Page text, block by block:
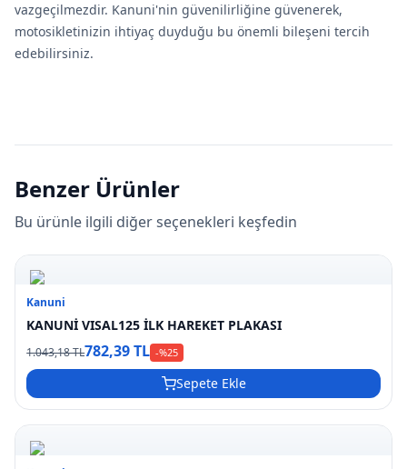
vazgeçilmezdir. Kanuni'nin güvenilirliğine güvenerek,
motosikletinizin ihtiyaç duyduğu bu önemli bileşeni tercih
edebilirsiniz.
Benzer Ürünler
Bu ürünle ilgili diğer seçenekleri keşfedin
Kanuni
KANUNİ VISAL125 İLK HAREKET PLAKASI
1.043,18 TL782,39 TL -%25
Sepete Ekle